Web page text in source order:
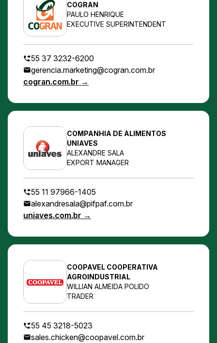
COGRAN
PAULO HENRIQUE
EXECUTIVE SUPERINTENDENT
55 37 3232-6200
gerencia.marketing@cogran.com.br
cogran.com.br →
COMPANHIA DE ALIMENTOS
UNIAVES
ALEXANDRE SALA
EXPORT MANAGER
55 11 97966-1405
alexandresala@pifpaf.com.br
uniaves.com.br →
COOPAVEL COOPERATIVA
AGROINDUSTRIAL
WILLIAN ALMEIDA POLIDO
TRADER
55 45 3218-5023
sales.chicken@coopavel.com.br